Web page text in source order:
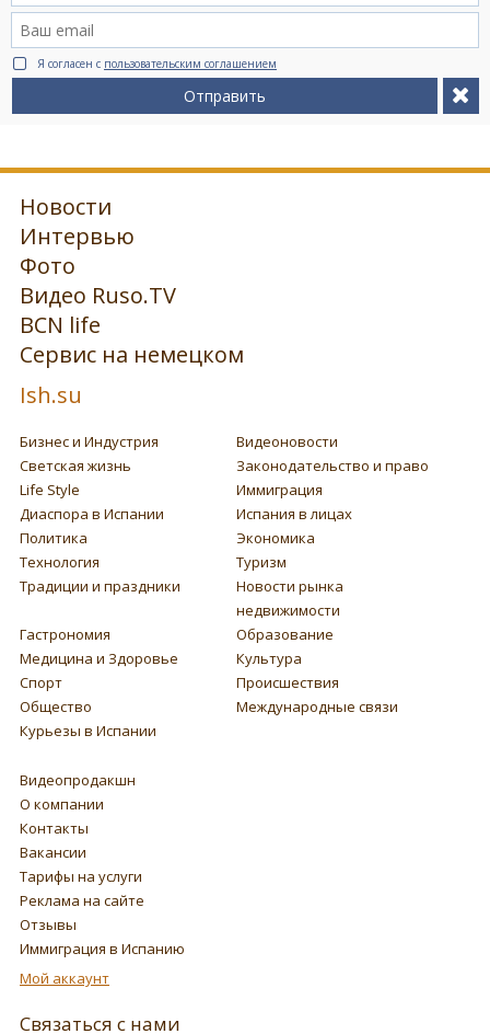
Я согласен с пользовательским соглашением
Отправить
Новости
Интервью
Фото
Видео Ruso.TV
BCN life
Сервис на немецком
Ish.su
Бизнес и Индустрия
Видеоновости
Светская жизнь
Законодательство и право
Life Style
Иммиграция
Диаспора в Испании
Испания в лицах
Политика
Экономика
Технология
Туризм
Традиции и праздники
Новости рынка
недвижимости
Гастрономия
Образование
Медицина и Здоровье
Культура
Спорт
Происшествия
Общество
Международные связи
Курьезы в Испании
Видеопродакшн
О компании
Контакты
Вакансии
Тарифы на услуги
Реклама на сайте
Отзывы
Иммиграция в Испанию
Мой аккаунт
Связаться с нами